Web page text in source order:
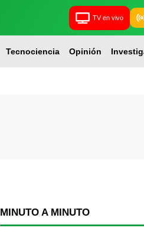
TV en vivo
Tecnociencia Opinión
MINUTO A MINUTO